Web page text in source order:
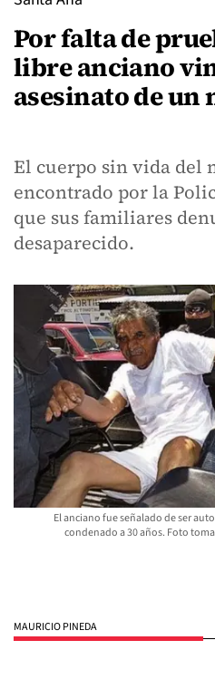
Por falta de
libre anciano
asesinato de un
El cuerpo sin vida del
encontrado por la
que sus familiares
desaparecido.
El anciano fue señalado de ser
condenado a 30 años. Foto
MAURICIO PINEDA